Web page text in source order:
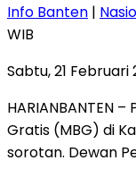
Info Banten |
WIB
Sabtu, 21 Februari
HARIANBANTEN
Gratis (MBG) di
sorotan. Dewan